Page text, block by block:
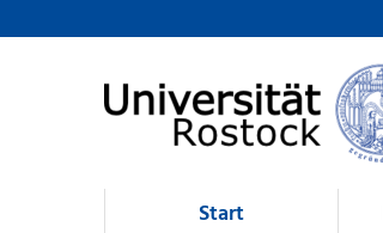
Browsen
direkt zum Inhalt
Start